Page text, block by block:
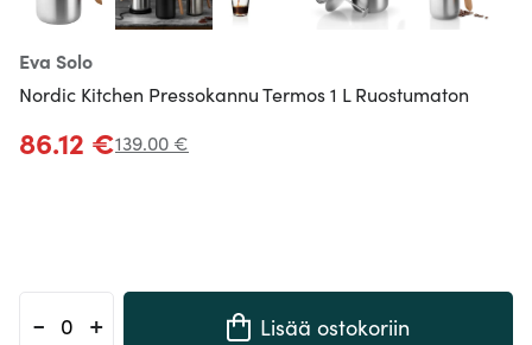
Eva Solo
Nordic Kitchen Pressokannu Termos 1 L Ruostumaton
86.12 €139.00 €
- + Lisää ostokoriin